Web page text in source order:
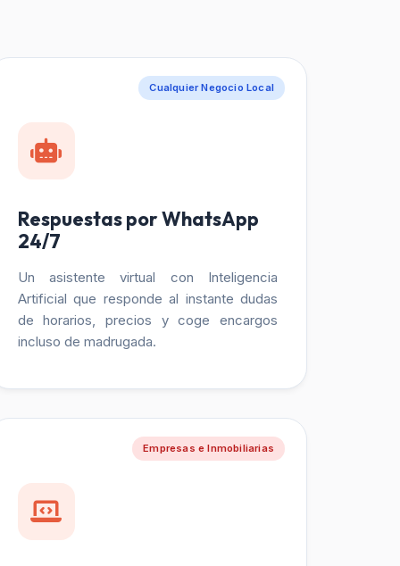
Cualquier Negocio Local
Respuestas por WhatsApp
24/7
Un asistente virtual con Inteligencia
Artificial que responde al instante dudas
de horarios, precios y coge encargos
incluso de madrugada.
Empresas e Inmobiliarias